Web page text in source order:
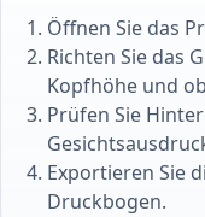
Öffnen Sie das
Richten Sie das
Kopfhöhe und
Prüfen Sie
Exportieren Sie
Druckbogen.